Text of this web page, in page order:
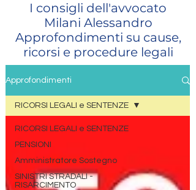
I consigli dell'avvocato
Milani Alessandro
Approfondimenti su cause,
ricorsi e procedure legali
Approfondimenti
RICORSI LEGALI e SENTENZE
PENSIONI
Amministratore Sostegno
SINISTRI STRADALI -
RISARCIMENTO
RICORSI LEGALI e SENTENZE